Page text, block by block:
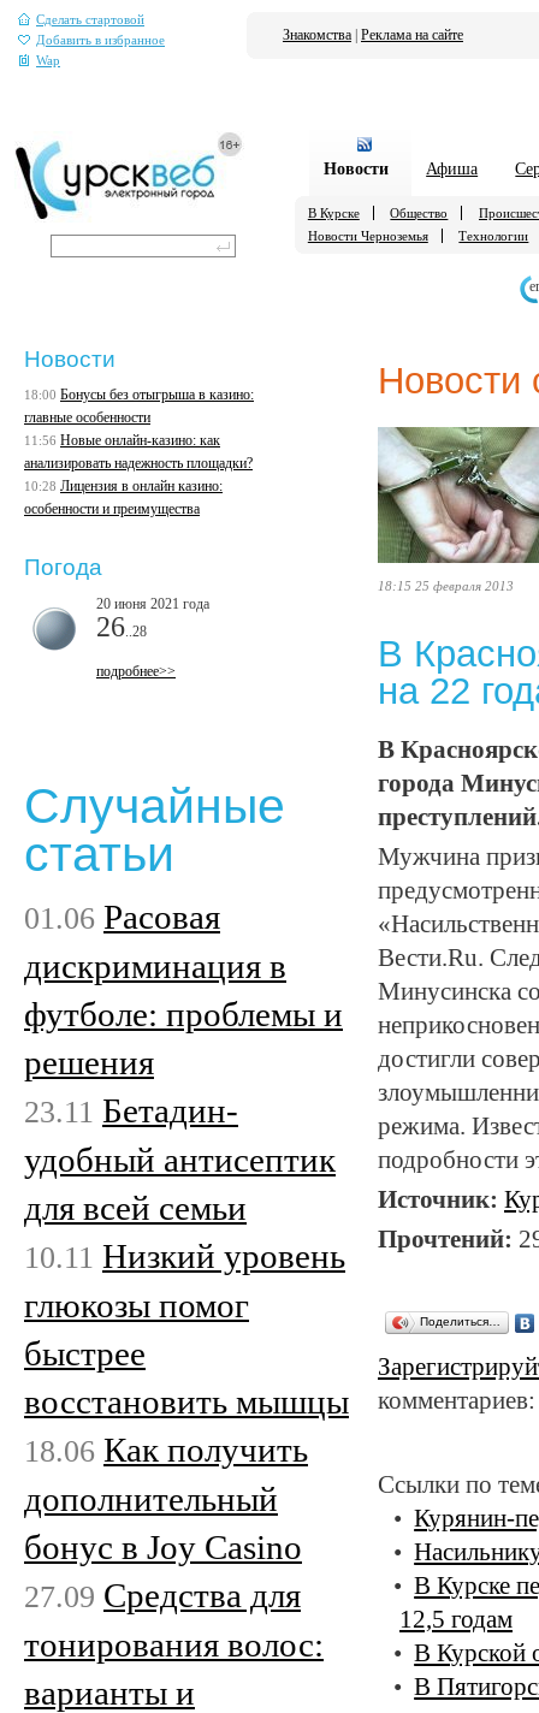
Сделать стартовой
Добавить в избранное
Wap
Знакомства Реклама на сайте
Новости Афиша
В Курске Общество
Новости Черноземья
Технологии
Новости
18:15 25 февраля 2013
В
на 22
В
города
Мужчина
Вести.Ru.
Минусинска
достигли
режима.
подробности
Источник:
Прочтений:
Поделиться…
Ссылки по
Курянин-
В Курске
12,5 годам
В Курской
В
Новости
18:00 Бонусы без отыгрыша в казино:
главные особенности
11:56 Новые онлайн-казино: как
анализировать надежность площадки?
10:28 Лицензия в онлайн казино:
особенности и преимущества
Погода
20 июня 2021 года
26 ..28
подробнее>>
Случайные
статьи
01.06 Расовая
дискриминация в
футболе: проблемы и
решения
23.11 Бетадин-
удобный антисептик
для всей семьи
10.11 Низкий уровень
глюкозы помог
быстрее
восстановить мышцы
18.06 Как получить
дополнительный
бонус в Joy Casino
27.09 Средства для
тонирования волос:
варианты и